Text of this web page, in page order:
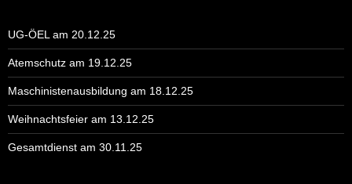
UG-ÖEL am 20.12.25
Atemschutz am 19.12.25
Maschinistenausbildung am 18.12.25
Weihnachtsfeier am 13.12.25
Gesamtdienst am 30.11.25